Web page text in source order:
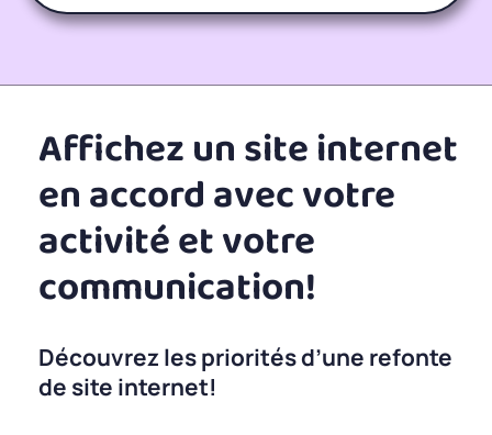
Affichez un site internet
en accord avec votre
activité et votre
communication!
Découvrez les priorités d’une refonte
de site internet!